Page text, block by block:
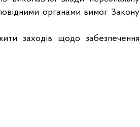
органами вимог Закону
заходів щодо забезпечення